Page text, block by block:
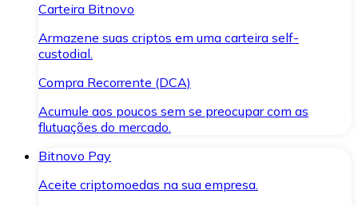
Carteira Bitnovo
Armazene suas criptos em uma carteira self-
custodial.
Compra Recorrente (DCA)
Acumule aos poucos sem se preocupar com as
flutuações do mercado.
Bitnovo Pay
Aceite criptomoedas na sua empresa.